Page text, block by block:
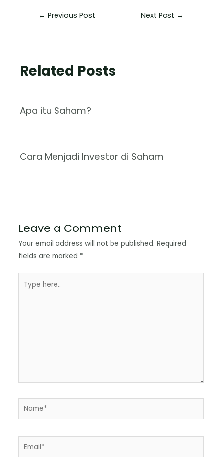
← Previous Post Next Post →
Related Posts
Apa itu Saham?
Cara Menjadi Investor di Saham
Leave a Comment
Your email address will not be published. Required
fields are marked *